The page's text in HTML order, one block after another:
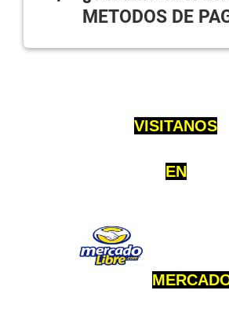
METODOS DE
VISITANOS
EN